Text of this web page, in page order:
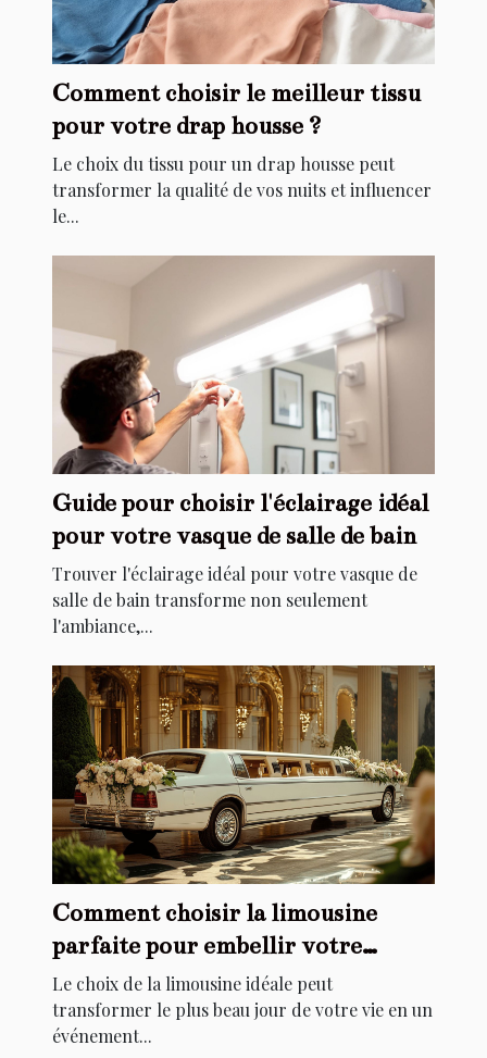
Comment choisir le meilleur tissu
pour votre drap housse ?
Le choix du tissu pour un drap housse peut
transformer la qualité de vos nuits et influencer
le...
Guide pour choisir l'éclairage idéal
pour votre vasque de salle de bain
Trouver l'éclairage idéal pour votre vasque de
salle de bain transforme non seulement
l'ambiance,...
Comment choisir la limousine
parfaite pour embellir votre
mariage
Le choix de la limousine idéale peut
transformer le plus beau jour de votre vie en un
événement...